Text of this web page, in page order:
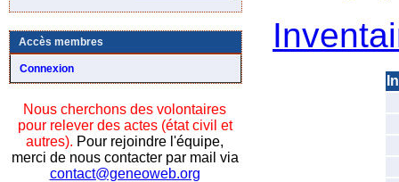
Accès membres
Connexion
Nous cherchons des volontaires
pour relever des actes (état civil et
autres). Pour rejoindre l'équipe,
merci de nous contacter par mail via
contact@geneoweb.org